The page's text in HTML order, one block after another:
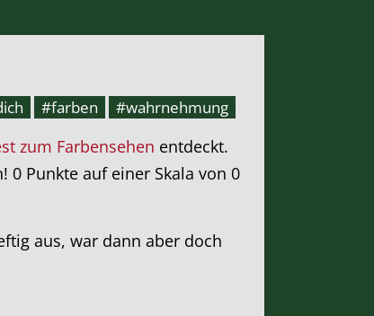
#farben
#wahrnehmung
zum Farbensehen entdeckt.
0 Punkte auf einer Skala von 0
aus, war dann aber doch